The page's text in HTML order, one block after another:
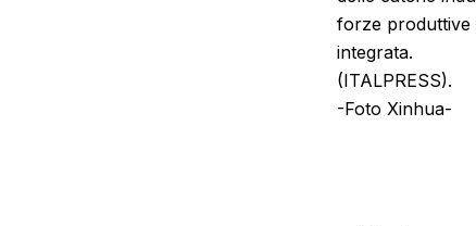
forze produttive
integrata.
(ITALPRESS).
-Foto Xinhua-